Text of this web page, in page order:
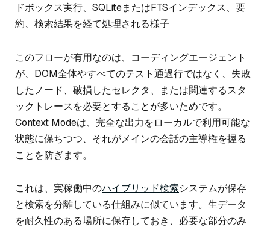
ドボックス実行、SQLiteまたはFTSインデックス、要
約、検索結果を経て処理される様子
このフローが有用なのは、コーディングエージェント
が、DOM全体やすべてのテスト通過行ではなく、失敗
したノード、破損したセレクタ、または関連するスタ
ックトレースを必要とすることが多いためです。
Context Modeは、完全な出力をローカルで利用可能な
状態に保ちつつ、それがメインの会話の主導権を握る
ことを防ぎます。
これは、実稼働中のハイブリッド検索システムが保存
と検索を分離している仕組みに似ています。生データ
を耐久性のある場所に保存しておき、必要な部分のみ